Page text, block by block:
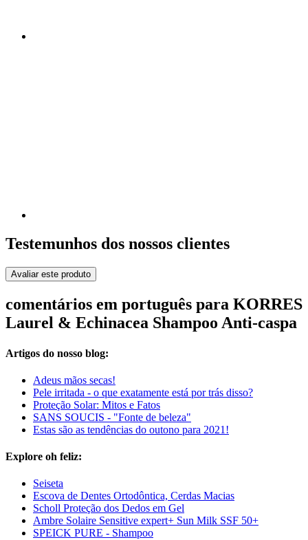
Testemunhos dos nossos clientes
Avaliar este produto
comentários em português para KORRES
Laurel & Echinacea Shampoo Anti-caspa
Artigos do nosso blog:
Adeus mãos secas!
Pele irritada - o que exatamente está por trás disso?
Proteção Solar: Mitos e Fatos
SANS SOUCIS - "Fonte de beleza"
Estas são as tendências do outono para 2021!
Explore oh feliz:
Seiseta
Escova de Dentes Ortodôntica, Cerdas Macias
Scholl Proteção dos Dedos em Gel
Ambre Solaire Sensitive expert+ Sun Milk SSF 50+
SPEICK PURE - Shampoo